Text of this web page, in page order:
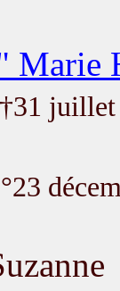
Marie
°23